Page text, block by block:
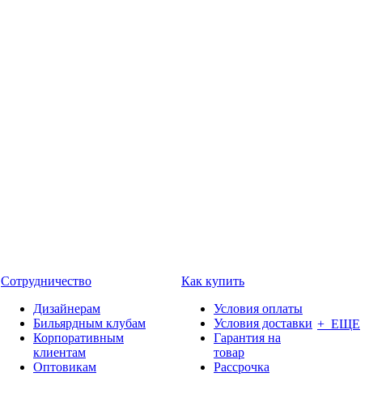
Сотрудничество
Дизайнерам
Бильярдным клубам
Корпоративным
клиентам
Оптовикам
Как купить
Условия оплаты
Условия доставки
Гарантия на
товар
Рассрочка
+ ЕЩЕ